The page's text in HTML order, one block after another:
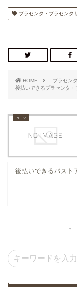
プラセンタ・プラセンタ
HOME
プラセン
後払いできるプラセンタ・
後払いできるバスト